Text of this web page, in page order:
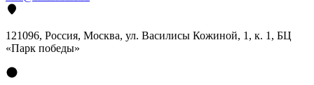
121096, Россия, Москва, ул. Василисы Кожиной, 1, к. 1, БЦ
«Парк победы»